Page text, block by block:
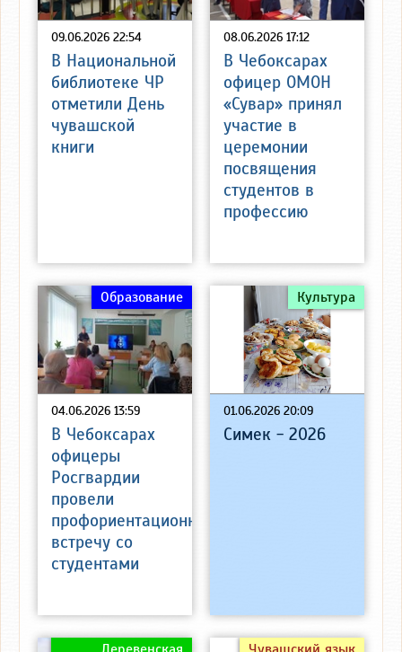
09.06.2026 22:54
В Национальной
библиотеке ЧР
отметили День
чувашской
книги
08.06.2026 17:12
В Чебоксарах
офицер ОМОН
«Сувар» принял
участие в
церемонии
посвящения
студентов в
профессию
04.06.2026 13:59
Образование
В Чебоксарах
офицеры
Росгвардии
провели
профориентационную
встречу со
студентами
01.06.2026 20:09
Культура
Симек - 2026